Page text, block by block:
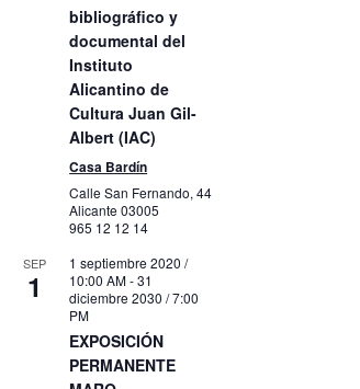
bibliográfico y
documental del
Instituto
Alicantino de
Cultura Juan Gil-
Albert (IAC)
Casa Bardín
Calle San Fernando, 44
Alicante03005
965 12 12 14
SEP
1
1 septiembre 2020 /
10:00 AM-31
diciembre 2030 / 7:00
PM
EXPOSICIÓN
PERMANENTE